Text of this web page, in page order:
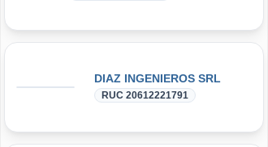
DIAZ INGENIEROS SRL
RUC 20612221791